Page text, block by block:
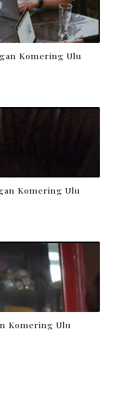
Komering Ulu
Komering Ulu
Komering Ulu